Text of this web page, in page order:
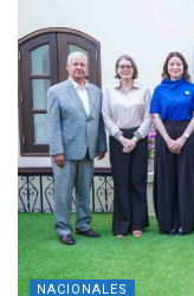
NACIONALES